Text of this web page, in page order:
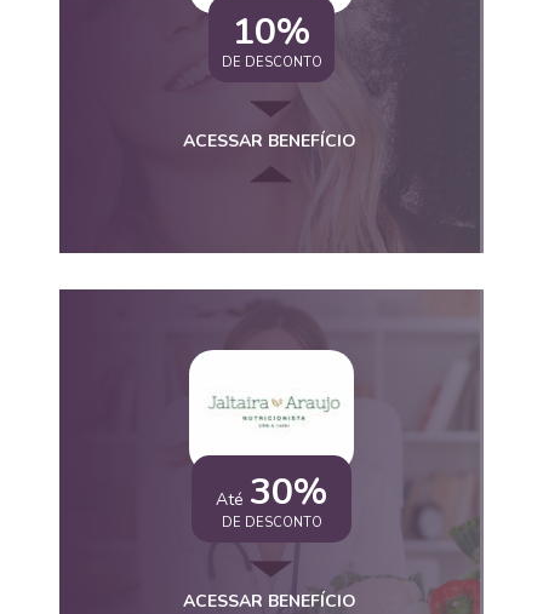
10%
DE DESCONTO
ACESSAR BENEFÍCIO
Até 30%
DE DESCONTO
ACESSAR BENEFÍCIO